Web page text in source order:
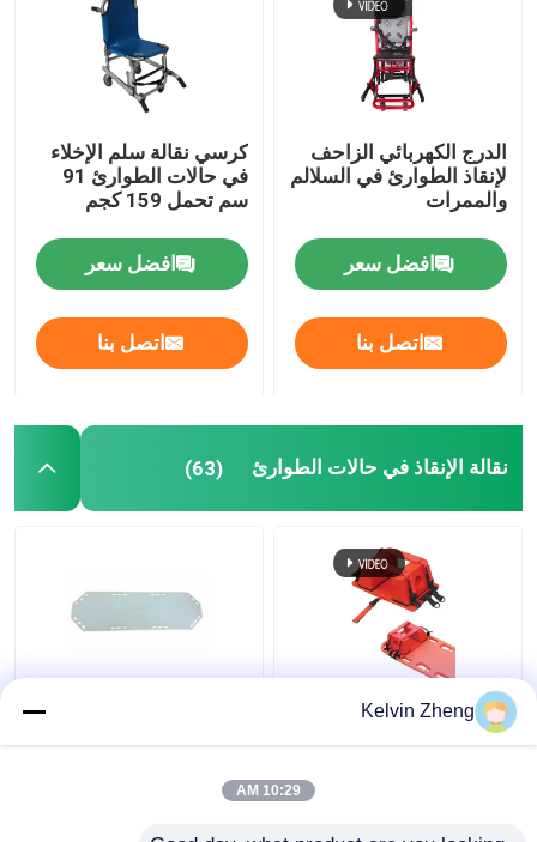
أخبار
القضايا
اطلب اقتباس
نقالة سيارة إسعاف قابلة للطي
كرسي نقالة درج
نقالة الإنقاذ في حالات الطوارئ
سرير مستشفى كهربائي
الدرج الكهربائي الزاحف
لإنقاذ الطوارئ في السلالم
والممرات
افضل سعر
اتصل بنا
كرسي نقالة سلم الإخلاء
في حالات الطوارئ 91
سم تحمل 159 كجم
افضل سعر
اتصل بنا
نقالة الإنقاذ في حالات الطوارئ (63)
الطوارئ الإنقاذ نقالة
قماش
Kelvin Zheng
10:29 AM